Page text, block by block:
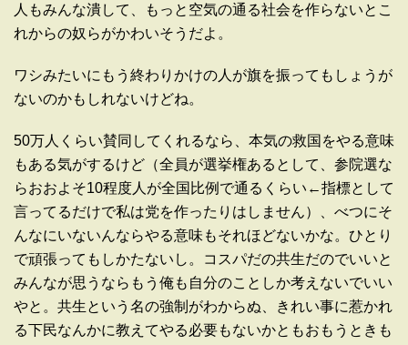
人もみんな潰して、もっと空気の通る社会を作らないとこ
れからの奴らがかわいそうだよ。
ワシみたいにもう終わりかけの人が旗を振ってもしょうが
ないのかもしれないけどね。
50万人くらい賛同してくれるなら、本気の救国をやる意味
もある気がするけど（全員が選挙権あるとして、参院選な
らおおよそ10程度人が全国比例で通るくらい←指標として
言ってるだけで私は党を作ったりはしません）、べつにそ
んなにいないんならやる意味もそれほどないかな。ひとり
で頑張ってもしかたないし。コスパだの共生だのでいいと
みんなが思うならもう俺も自分のことしか考えないでいい
やと。共生という名の強制がわからぬ、きれい事に惹かれ
る下民なんかに教えてやる必要もないかともおもうときも